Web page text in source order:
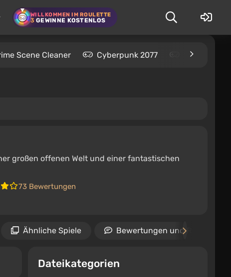
WILLKOMMEN IM ROULETTE
3 GEWINNE KOSTENLOS
Scene Cleaner Cyberpunk 2077 Kingdom
großen offenen Welt und einer fantastischen
73 Bewertungen
Ähnliche Spiele Bewertungen und
Dateikategorien